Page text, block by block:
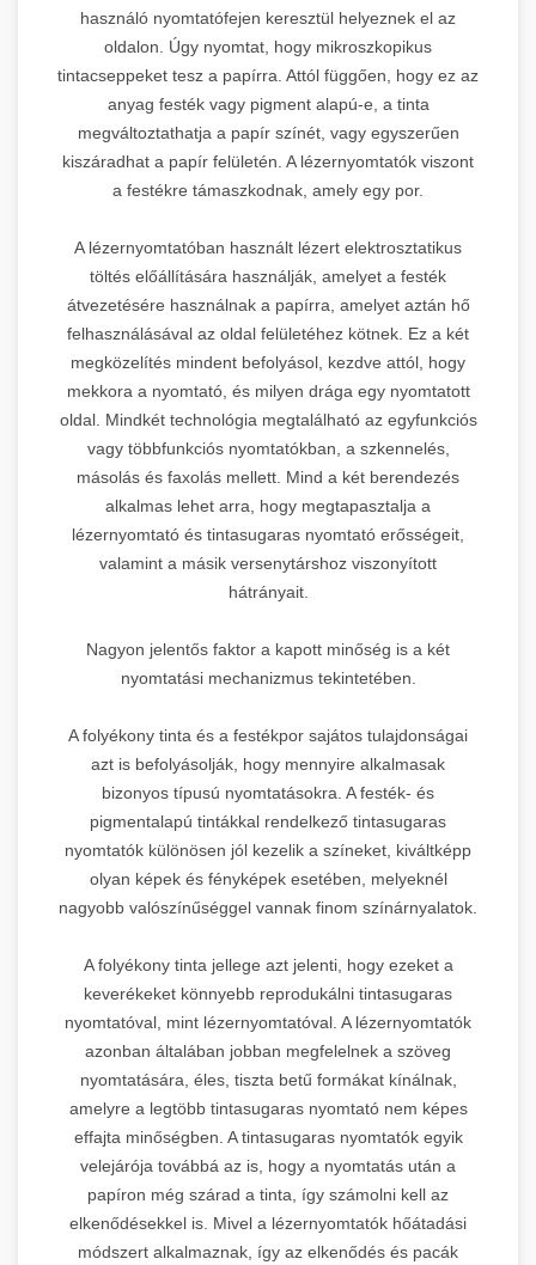
használó nyomtatófejen keresztül helyeznek el az
oldalon. Úgy nyomtat, hogy mikroszkopikus
tintacseppeket tesz a papírra. Attól függően, hogy ez az
anyag festék vagy pigment alapú-e, a tinta
megváltoztathatja a papír színét, vagy egyszerűen
kiszáradhat a papír felületén. A lézernyomtatók viszont
a festékre támaszkodnak, amely egy por.
A lézernyomtatóban használt lézert elektrosztatikus
töltés előállítására használják, amelyet a festék
átvezetésére használnak a papírra, amelyet aztán hő
felhasználásával az oldal felületéhez kötnek. Ez a két
megközelítés mindent befolyásol, kezdve attól, hogy
mekkora a nyomtató, és milyen drága egy nyomtatott
oldal. Mindkét technológia megtalálható az egyfunkciós
vagy többfunkciós nyomtatókban, a szkennelés,
másolás és faxolás mellett. Mind a két berendezés
alkalmas lehet arra, hogy megtapasztalja a
lézernyomtató és tintasugaras nyomtató erősségeit,
valamint a másik versenytárshoz viszonyított
hátrányait.
Nagyon jelentős faktor a kapott minőség is a két
nyomtatási mechanizmus tekintetében.
A folyékony tinta és a festékpor sajátos tulajdonságai
azt is befolyásolják, hogy mennyire alkalmasak
bizonyos típusú nyomtatásokra. A festék- és
pigmentalapú tintákkal rendelkező tintasugaras
nyomtatók különösen jól kezelik a színeket, kiváltképp
olyan képek és fényképek esetében, melyeknél
nagyobb valószínűséggel vannak finom színárnyalatok.
A folyékony tinta jellege azt jelenti, hogy ezeket a
keverékeket könnyebb reprodukálni tintasugaras
nyomtatóval, mint lézernyomtatóval. A lézernyomtatók
azonban általában jobban megfelelnek a szöveg
nyomtatására, éles, tiszta betű formákat kínálnak,
amelyre a legtöbb tintasugaras nyomtató nem képes
effajta minőségben. A tintasugaras nyomtatók egyik
velejárója továbbá az is, hogy a nyomtatás után a
papíron még szárad a tinta, így számolni kell az
elkenődésekkel is. Mivel a lézernyomtatók hőátadási
módszert alkalmaznak, így az elkenődés és pacák